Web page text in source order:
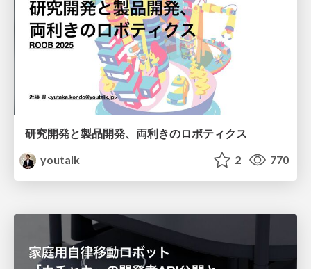
研究開発と製品開発、両利きのロボティクス
youtalk
2 770